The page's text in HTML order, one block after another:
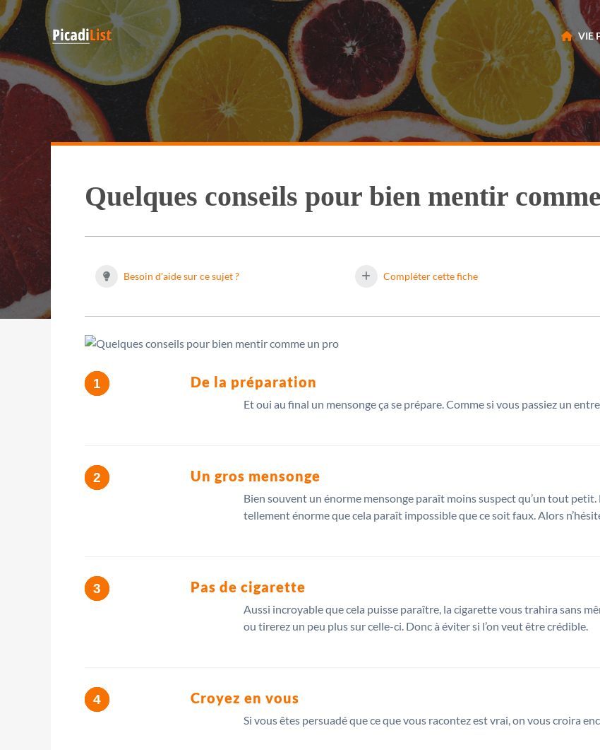
VIE
Quelques conseils pour bien mentir
Besoin d'aide sur ce sujet ? Compléter cette fiche
De la préparation
Et oui au final un mensonge ça se prépare. Comme si vous passiez un
Un gros mensonge
Bien souvent un énorme mensonge paraît moins suspect qu’un tout petit.
tellement énorme que cela paraît impossible que ce soit faux. Alors
Pas de cigarette
Aussi incroyable que cela puisse paraître, la cigarette vous trahira sans
ou tirerez un peu plus sur celle-ci. Donc à éviter si l’on veut être crédible.
Croyez en vous
Si vous êtes persuadé que ce que vous racontez est vrai, on vous croira